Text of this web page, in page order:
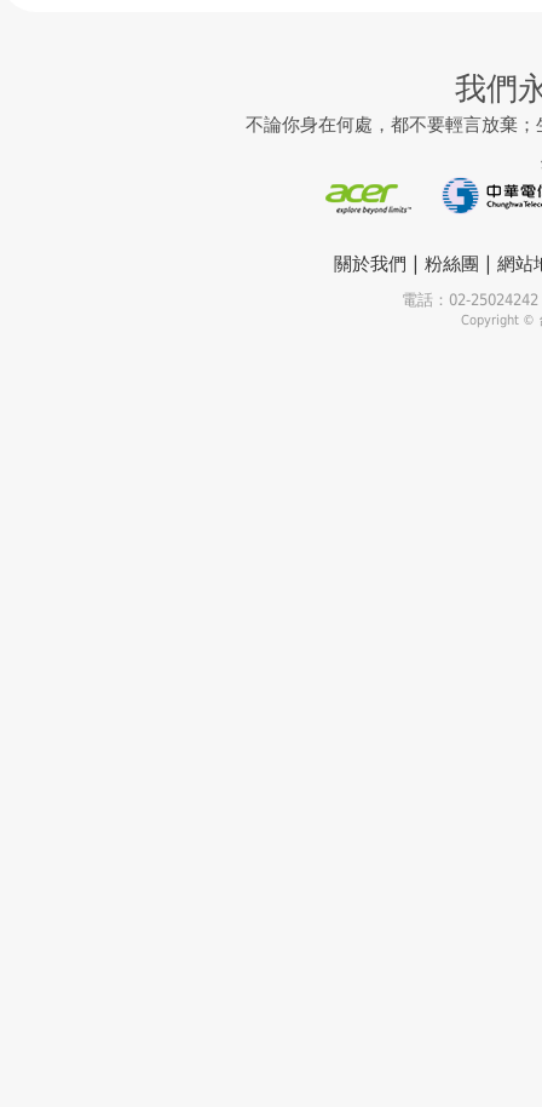
我們
不論你身在何處，都不要輕言放棄
關於我們 | 粉絲團 | 網站
電話：02-
Copyright ©